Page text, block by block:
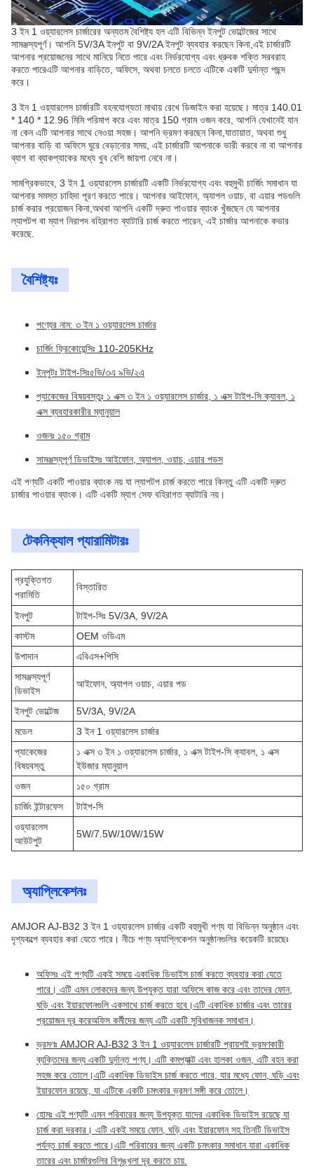
3 ইন 1 ওয়্যারলেস চার্জারের অন্যতম বৈশিষ্ট্য হল এটি বিভিন্ন ইনপুট ভোল্টেজের সাথে
সামঞ্জস্যপূর্ণ। আপনি 5V/3A ইনপুট বা 9V/2A ইনপুট ব্যবহার করছেন কিনা,এই চার্জারটি
আপনার প্রয়োজনের সাথে মানিয়ে নিতে পারে এবং নির্ভরযোগ্য এবং ধ্রুবক শক্তি সরবরাহ
করতে পারেএটি আপনার বাড়িতে, অফিসে, অথবা চলতে চলতে এটিকে একটি দুর্দান্ত পছন্দ
করে।
3 ইন 1 ওয়্যারলেস চার্জারটি বহনযোগ্যতা মাথায় রেখে ডিজাইন করা হয়েছে। মাত্র 140.01
* 140 * 12.96 মিমি পরিমাপ করে এবং মাত্র 150 গ্রাম ওজন করে, আপনি যেখানেই যান
না কেন এটি আপনার সাথে নেওয়া সহজ। আপনি ভ্রমণ করছেন কিনা,যাতায়াত, অথবা শুধু
আপনার বাড়ি বা অফিসে ঘুরে বেড়ানোর সময়, এই চার্জারটি আপনাকে ভারী করবে না বা আপনার
ব্যাগ বা ব্যাকপ্যাকের মধ্যে খুব বেশি জায়গা নেবে না।
সামগ্রিকভাবে, 3 ইন 1 ওয়্যারলেস চার্জারটি একটি নির্ভরযোগ্য এবং বহুমুখী চার্জিং সমাধান যা
আপনার সমস্ত চাহিদা পূরণ করতে পারে। আপনার আইফোন, অ্যাপল ওয়াচ, বা এয়ার পডগুলি
চার্জ করার প্রয়োজন কিনা,অথবা আপনি একটি দ্রুত পাওয়ার ব্যাংক খুঁজছেন যে আপনার
ল্যাপটপ বা ম্যাগ নিরাপদ বহিরাগত ব্যাটারি চার্জ করতে পারেন, এই চার্জার আপনাকে কভার
করেছে.
বৈশিষ্ট্যঃ
পণ্যের নাম: ৩ ইন ১ ওয়্যারলেস চার্জার
চার্জিং ফ্রিকোয়েন্সিঃ 110-205KHz
ইনপুটঃ টাইপ-সিঃ৫ভি/৩এ ৯ভি/২এ
প্যাকেজের বিষয়বস্তুঃ ১ এক্স ৩ ইন ১ ওয়্যারলেস চার্জার, ১ এক্স টাইপ-সি ক্যাবল, ১
এক্স ব্যবহারকারীর ম্যানুয়াল
ওজনঃ ১৫০ গ্রাম
সামঞ্জস্যপূর্ণ ডিভাইসঃ আইফোন, অ্যাপল, ওয়াচ, এয়ার পডস
এই পণ্যটি একটি পাওয়ার ব্যাংক নয় যা ল্যাপটপ চার্জ করতে পারে কিন্তু এটি একটি দ্রুত
চার্জার পাওয়ার ব্যাংক। এটি একটি ম্যাগ সেফ বহিরাগত ব্যাটারি নয়।
টেকনিক্যাল প্যারামিটারঃ
প্রযুক্তিগত
পরামিতি
বিস্তারিত
ইনপুট
টাইপ-সিঃ 5V/3A, 9V/2A
কাস্টম
OEM ওডিএম
উপাদান
এবিএস+পিসি
সামঞ্জস্যপূর্ণ
ডিভাইস
আইফোন, অ্যাপল ওয়াচ, এয়ার পড
ইনপুট ভোল্টেজ
5V/3A, 9V/2A
মডেল
3 ইন 1 ওয়্যারলেস চার্জার
প্যাকেজের
বিষয়বস্তু
১ এক্স ৩ ইন ১ ওয়্যারলেস চার্জার, ১ এক্স টাইপ-সি ক্যাবল, ১ এক্স
ইউজার ম্যানুয়াল
ওজন
১৫০ গ্রাম
চার্জিং ইন্টারফেস
টাইপ-সি
ওয়্যারলেস
আউটপুট
5W/7.5W/10W/15W
অ্যাপ্লিকেশনঃ
AMJOR AJ-B32 3 ইন 1 ওয়্যারলেস চার্জার একটি বহুমুখী পণ্য যা বিভিন্ন অনুষ্ঠান এবং
দৃশ্যকল্পে ব্যবহার করা যেতে পারে। নীচে পণ্য অ্যাপ্লিকেশন অনুষ্ঠানগুলির কয়েকটি রয়েছেঃ
অফিসঃ এই পণ্যটি একই সময়ে একাধিক ডিভাইস চার্জ করতে ব্যবহার করা যেতে
পারে। এটি এমন লোকদের জন্য উপযুক্ত যারা অফিসে কাজ করে এবং তাদের ফোন,
ঘড়ি এবং ইয়ারফোনগুলি একসাথে চার্জ করতে হবে।এটি একাধিক চার্জার এবং তারের
প্রয়োজন দূর করেঅফিস কর্মীদের জন্য এটি একটি সুবিধাজনক সমাধান।
ভ্রমণঃ AMJOR AJ-B32 3 ইন 1 ওয়্যারলেস চার্জারটি প্রায়শই ভ্রমণকারী
ব্যক্তিদের জন্য একটি দুর্দান্ত পণ্য। এটি কমপ্যাক্ট এবং হালকা ওজন, এটি বহন করা
সহজ করে তোলে।এটি একাধিক ডিভাইস চার্জ করতে পারে, যার মধ্যে ফোন, ঘড়ি এবং
ইয়ারফোন রয়েছে, যা এটিকে একটি চমৎকার ভ্রমণ সঙ্গী করে তোলে।
হোমঃ এই পণ্যটি এমন পরিবারের জন্য উপযুক্ত যাদের একাধিক ডিভাইস রয়েছে যা
চার্জ করা দরকার। এটি একই সময়ে ফোন, ঘড়ি এবং ইয়ারফোন সহ তিনটি ডিভাইস
পর্যন্ত চার্জ করতে পারে।এটি পরিবারের জন্য একটি চমৎকার সমাধান যারা একাধিক
তারের এবং চার্জারগুলির বিশৃঙ্খলা দূর করতে চায়.